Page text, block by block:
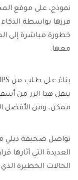
نموذج، على موقع
فرزها بواسطة
خطورة مباشرة إلى
معها.
بنقل هذا الزر من
ممكن، ومن الأفضل
تواصل صحيفة ديلي
العديدة التي أثارها
الحالات الخطيرة